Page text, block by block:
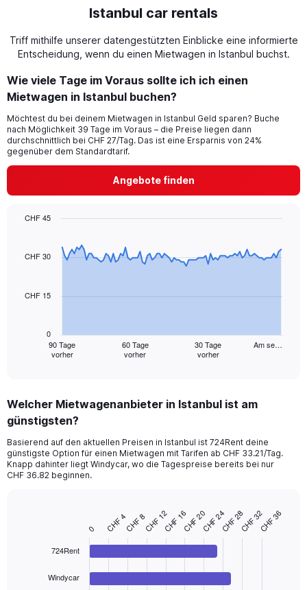
Istanbul car rentals
Triff mithilfe unserer datengestützten Einblicke eine informierte
Entscheidung, wenn du einen Mietwagen in Istanbul buchst.
Wie viele Tage im Voraus sollte ich ich einen
Mietwagen in Istanbul buchen?
Möchtest du bei deinem Mietwagen in Istanbul Geld sparen? Buche
nach Möglichkeit 39 Tage im Voraus – die Preise liegen dann
durchschnittlich bei CHF 27/Tag. Das ist eine Ersparnis von 24%
gegenüber dem Standardtarif.
Angebote finden
91
Range:
91
The
chart
has
Range:
90 Tage
vorher
60 Tage
vorher
30 Tage
vorher
Am se…
0
CHF 15
CHF 30
CHF 45
Welcher Mietwagenanbieter in Istanbul ist am
günstigsten?
Basierend auf den aktuellen Preisen in Istanbul ist 724Rent deine
günstigste Option für einen Mietwagen mit Tarifen ab CHF 33.21/Tag.
Knapp dahinter liegt Windycar, wo die Tagespreise bereits bei nur
CHF 36.82 beginnen.
724Rent
Windycar
0 CHF 4CHF 8CHF 12CHF 16CHF 20CHF 24CHF 28CHF 32CHF 36